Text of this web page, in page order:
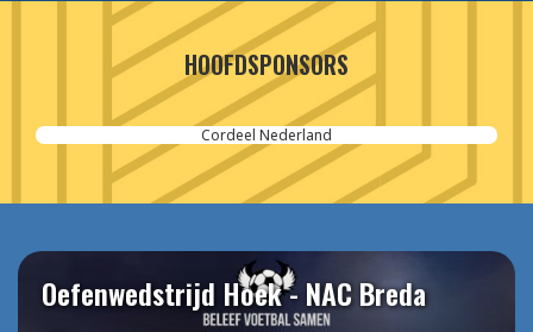
HOOFDSPONSORS
SPIE-Controlec Engineering
Oefenwedstrijd Hoek - NAC Breda